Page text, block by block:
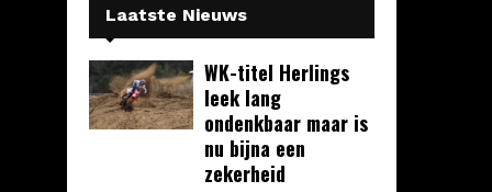
Laatste Nieuws
WK-titel Herlings
leek lang
ondenkbaar maar is
nu bijna een
zekerheid